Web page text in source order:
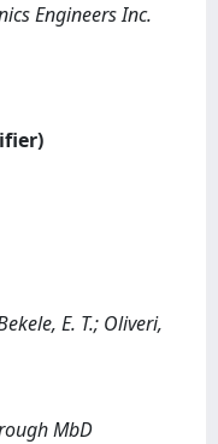
Engineers Inc.
E. T.; Oliveri,
MbD